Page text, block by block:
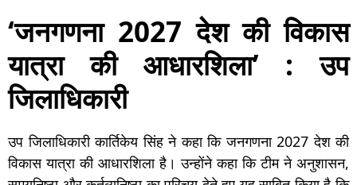
‘जनगणना 2027 देश की विकास
यात्रा की आधारशिला’ : उप
जिलाधिकारी
उप जिलाधिकारी कार्तिकेय सिंह ने कहा कि जनगणना 2027 देश की
विकास यात्रा की आधारशिला है। उन्होंने कहा कि टीम ने अनुशासन,